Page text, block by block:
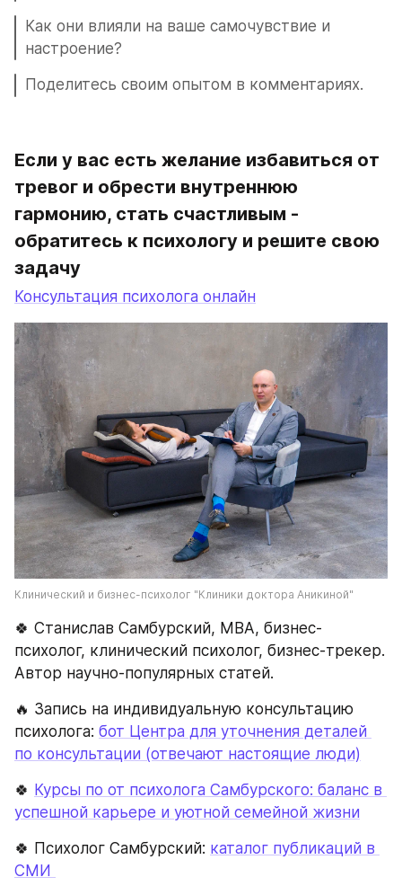
Как они влияли на ваше самочувствие и
настроение?
Поделитесь своим опытом в комментариях.
Если у вас есть желание избавиться от
тревог и обрести внутреннюю
гармонию, стать счастливым -
обратитесь к психологу и решите свою
задачу
Консультация психолога онлайн
Клинический и бизнес-психолог "Клиники доктора Аникиной"
🍀 Станислав Самбурский, МВА, бизнес-
психолог, клинический психолог, бизнес-трекер.
Автор научно-популярных статей.
🔥 Запись на индивидуальную консультацию
психолога: бот Центра для уточнения деталей
по консультации (отвечают настоящие люди)
🍀 Курсы по от психолога Самбурского: баланс в
успешной карьере и уютной семейной жизни
🍀 Психолог Самбурский: каталог публикаций в
СМИ